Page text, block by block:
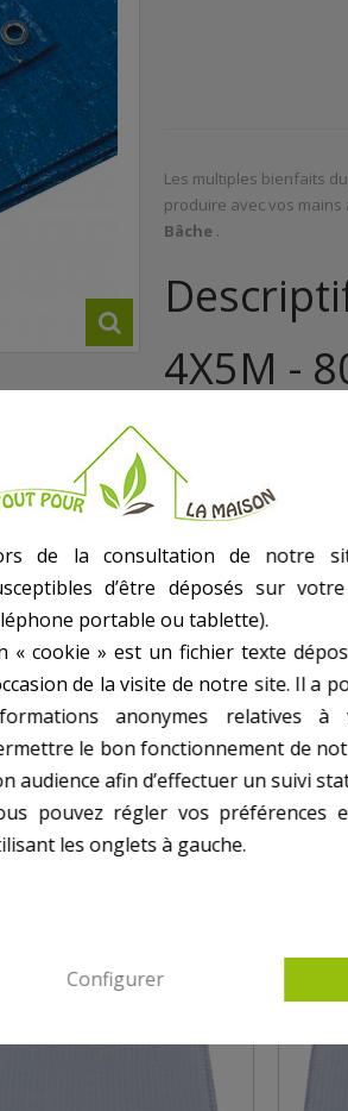
Les multiples bienfaits
produire avec vos mains
Bâche .
4X5M -
- Resiste Aux Moisissures
- Oeillets Metalliques
- Bleu Avec Coins
- Lavable
- Garantie : 2 an(s)
10 AUTRES PRODUITS
de la consultation de notre
d’être déposés sur
portable ou tablette).
« cookie » est un fichier texte
de la visite de notre site. Il a
anonymes relatives
le bon fonctionnement de
audience afin d’effectuer un suivi
pouvez régler vos préférences
les onglets à gauche.
Configurer